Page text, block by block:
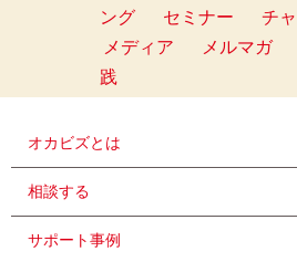
ング
セミナー チ
メディア
メルマガ
践
オカビズとは
相談する
サポート事例